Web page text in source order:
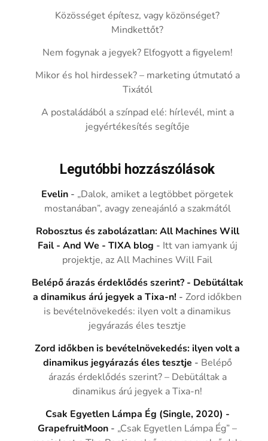
Közösséget építesz, vagy közönséget?
Mindkettőt?
Nem fogynak a jegyek? Elfogyott a figyelem!
Mikor és hol hirdessek? – marketing útmutató a
Tixától
A postaládából a színpad elé: hírlevél, mint a
jegyértékesítés segítője
Legutóbbi hozzászólások
Evelin - „Dalok, amiket a legtöbbet pörgetek
mostanában”, avagy zeneajánló a szakmától
Robosztus és zabolázatlan: All Machines Will
Fail - And We - TIXA blog - Itt van iamyank új
projektje, az All Machines Will Fail
Belépő árazás érdeklődés szerint? - Debütáltak
a dinamikus árú jegyek a Tixa-n! -Zord időkben
is bevételnövekedés: ilyen volt a dinamikus
jegyárazás éles tesztje
Zord időkben is bevételnövekedés: ilyen volt a
dinamikus jegyárazás éles tesztje - Belépő
árazás érdeklődés szerint? – Debütáltak a
dinamikus árú jegyek a Tixa-n!
Csak Egyetlen Lámpa Ég (Single, 2020) -
GrapefruitMoon - „Csak Egyetlen Lámpa Ég” –